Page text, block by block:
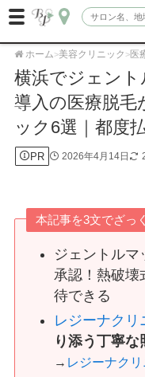
ホーム>美容クリニック >医
横浜でジェン
導入の医療脱
ック6選｜都度
PR 2026年4月14日
本記事を3文でざっ
ジェントルマ
承認！熱破壊
待できる
レジーナクリ
り添う丁寧な
→ レジーナク